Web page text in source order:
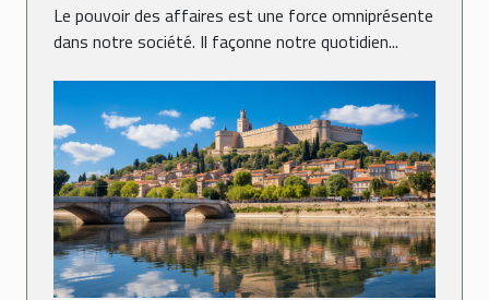
Le pouvoir des affaires est une force omniprésente
dans notre société. Il façonne notre quotidien...